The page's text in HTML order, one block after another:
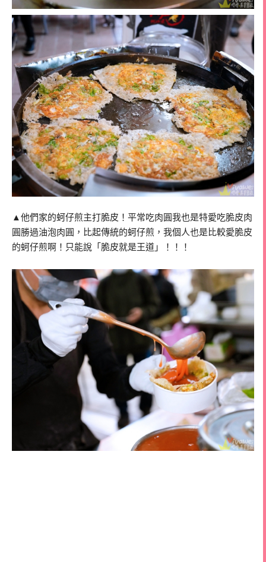
▲他們家的蚵仔煎主打脆皮！平常吃肉圓我也是特愛吃脆皮肉
圓勝過油泡肉圓，比起傳統的蚵仔煎，我個人也是比較愛脆皮
的蚵仔煎啊！只能說「脆皮就是王道」！！！